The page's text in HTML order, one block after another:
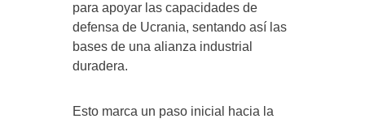
para apoyar las capacidades de
defensa de Ucrania, sentando así las
bases de una alianza industrial
duradera.
Esto marca un paso inicial hacia la